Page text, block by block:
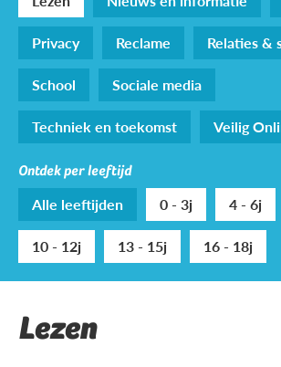
Privacy
Reclame
Relaties &
School
Sociale media
Techniek en toekomst
Veilig
Ontdek per leeftijd
Alle leeftijden 0 - 3j 4 - 6j
10 - 12j
13 - 15j 16 - 18j
Lezen